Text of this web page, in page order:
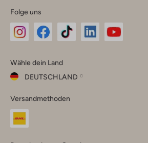
Folge uns
Instagram
Facebook
TikTok
Wähle dein Land
DEUTSCHLAND
dein
Land
Versandmethoden